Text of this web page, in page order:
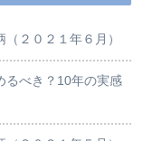
２０２１年６月）
るべき？10年の実感